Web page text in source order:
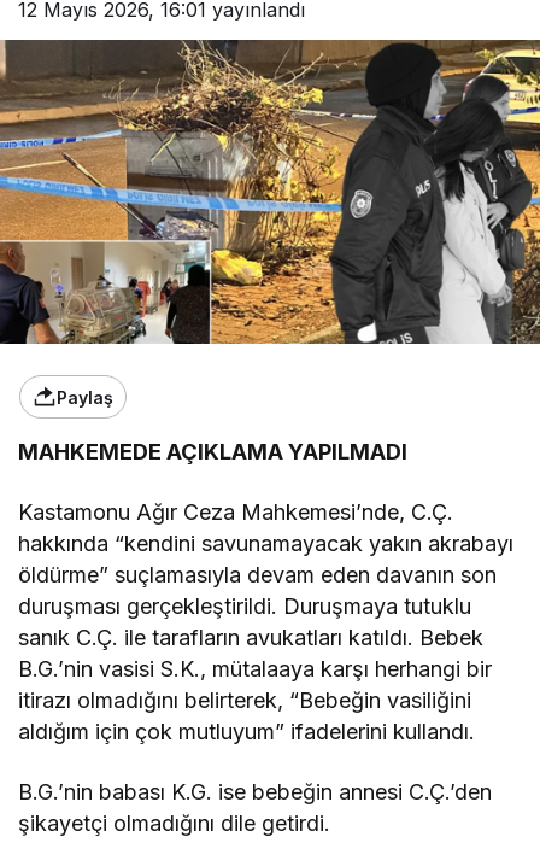
12 Mayıs 2026, 16:01 yayınlandı
Paylaş
MAHKEMEDE AÇIKLAMA YAPILMADI
Kastamonu Ağır Ceza Mahkemesi’nde, C.Ç.
hakkında “kendini savunamayacak yakın akrabayı
öldürme” suçlamasıyla devam eden davanın son
duruşması gerçekleştirildi. Duruşmaya tutuklu
sanık C.Ç. ile tarafların avukatları katıldı. Bebek
B.G.’nin vasisi S.K., mütalaaya karşı herhangi bir
itirazı olmadığını belirterek, “Bebeğin vasiliğini
aldığım için çok mutluyum” ifadelerini kullandı.
B.G.’nin babası K.G. ise bebeğin annesi C.Ç.’den
şikayetçi olmadığını dile getirdi.